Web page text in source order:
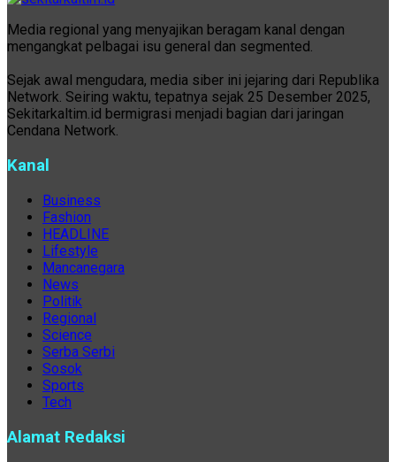
Media regional yang menyajikan beragam kanal dengan
mengangkat pelbagai isu general dan segmented.
Sejak awal mengudara, media siber ini jejaring dari Republika
Network. Seiring waktu, tepatnya sejak 25 Desember 2025,
Sekitarkaltim.id bermigrasi menjadi bagian dari jaringan
Cendana Network.
Kanal
Business
Fashion
HEADLINE
Lifestyle
Mancanegara
News
Politik
Regional
Science
Serba Serbi
Sosok
Sports
Tech
Alamat Redaksi